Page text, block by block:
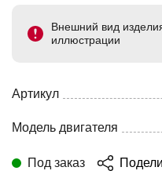
Внешний вид
иллюстрации
Артикул
Модель двигателя
Под заказ